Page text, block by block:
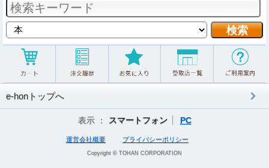
e-honトップへ
表示 ： スマートフォン PC
運営会社概要 プライバシーポリシー
Copyright © TOHAN CORPORATION